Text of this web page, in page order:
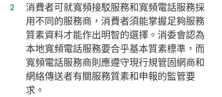
消費者可就寬頻接駁服務和寬頻電話服務採
用不同的服務商，消費者須能掌握足夠服務
質素資料才能作出明智的選擇。消委會認為
本地寬頻電話服務要合乎基本質素標準，而
寬頻電話服務商則應遵守現行規管固網商和
網絡傳送者有關服務質素和申報的監管要
求。